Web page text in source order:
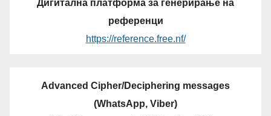
Дигитална платформа за генерирање на
референци
https://reference.free.nf/
Advanced Cipher/Deciphering messages
(WhatsApp, Viber)